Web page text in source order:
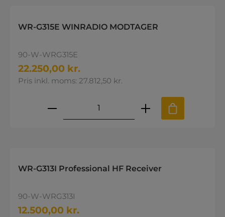
WR-G315E WINRADIO MODTAGER
90-W-WRG315E
22.250,00 kr.
Pris inkl. moms: 27.812,50 kr.
Produktmængde: Indtast den
WR-G313I Professional HF Receiver
90-W-WRG313I
12.500,00 kr.